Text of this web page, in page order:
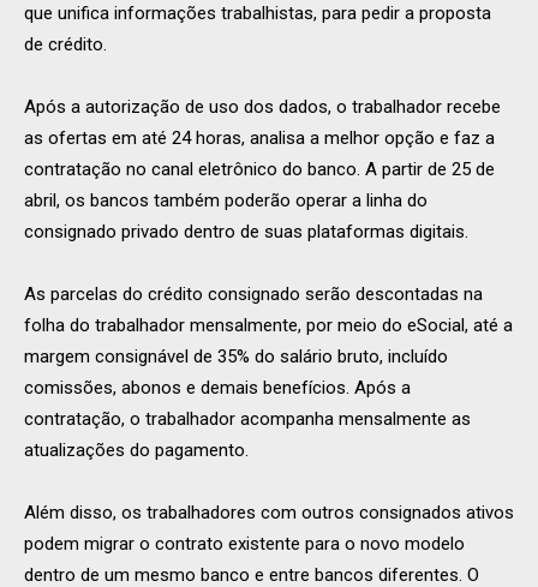
que unifica informações trabalhistas, para pedir a proposta
de crédito.
Após a autorização de uso dos dados, o trabalhador recebe
as ofertas em até 24 horas, analisa a melhor opção e faz a
contratação no canal eletrônico do banco. A partir de 25 de
abril, os bancos também poderão operar a linha do
consignado privado dentro de suas plataformas digitais.
As parcelas do crédito consignado serão descontadas na
folha do trabalhador mensalmente, por meio do eSocial, até a
margem consignável de 35% do salário bruto, incluído
comissões, abonos e demais benefícios. Após a
contratação, o trabalhador acompanha mensalmente as
atualizações do pagamento.
Além disso, os trabalhadores com outros consignados ativos
podem migrar o contrato existente para o novo modelo
dentro de um mesmo banco e entre bancos diferentes. O